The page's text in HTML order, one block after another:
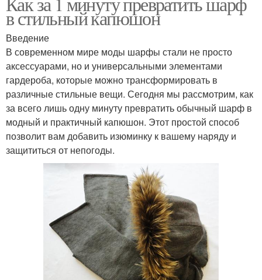
в стильный капюшон
Введение
В современном мире моды шарфы стали не просто
аксессуарами, но и универсальными элементами
гардероба, которые можно трансформировать в
различные стильные вещи. Сегодня мы рассмотрим, как
за всего лишь одну минуту превратить обычный шарф в
модный и практичный капюшон. Этот простой способ
позволит вам добавить изюминку к вашему наряду и
защититься от непогоды.